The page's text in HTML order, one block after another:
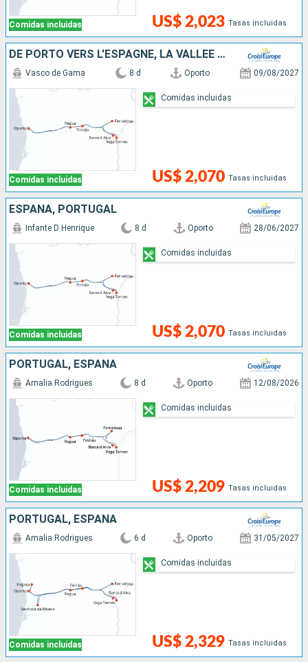
Comidas incluidas US$ 2,023 Tasas incluidas
DE PORTO VERS L'ESPAGNE, LA VALLÉE DU DOURO (PORTUGAL) ET SALAMANQUE (ESPAGNE)
Comidas incluidas
Vasco de Gama 8 d Oporto 09/08/2027
US$ 2,070 Tasas incluidas
Comidas incluidas
ESPAÑA, PORTUGAL
Comidas incluidas
Infante D Henrique 8 d Oporto 28/06/2027
US$ 2,070 Tasas incluidas
Comidas incluidas
PORTUGAL, ESPAÑA
Comidas incluidas
Amalia Rodrigues 8 d Oporto 12/08/2026
US$ 2,209 Tasas incluidas
Comidas incluidas
PORTUGAL, ESPAÑA
Comidas incluidas
Amalia Rodrigues 6 d Oporto 31/05/2027
US$ 2,329 Tasas incluidas
Comidas incluidas